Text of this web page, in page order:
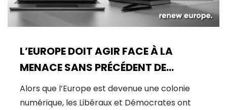
L’EUROPE DOIT AGIR FACE À LA
MENACE SANS PRÉCÉDENT DE
MYTHOS
Alors que l’Europe est devenue une colonie
numérique, les Libéraux et Démocrates ont